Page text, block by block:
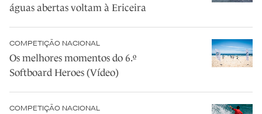
águas abertas voltam à Ericeira
COMPETIÇÃO NACIONAL
Os melhores momentos do 6.º
Softboard Heroes (Vídeo)
COMPETIÇÃO NACIONAL